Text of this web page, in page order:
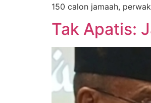
150 calon jamaah,
Tak Apatis: